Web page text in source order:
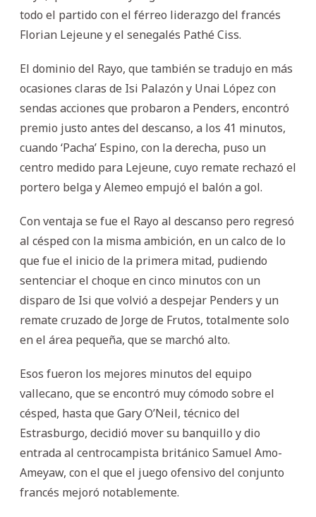
todo el partido con el férreo liderazgo del francés
Florian Lejeune y el senegalés Pathé Ciss.
El dominio del Rayo, que también se tradujo en más
ocasiones claras de Isi Palazón y Unai López con
sendas acciones que probaron a Penders, encontró
premio justo antes del descanso, a los 41 minutos,
cuando ‘Pacha’ Espino, con la derecha, puso un
centro medido para Lejeune, cuyo remate rechazó el
portero belga y Alemeo empujó el balón a gol.
Con ventaja se fue el Rayo al descanso pero regresó
al césped con la misma ambición, en un calco de lo
que fue el inicio de la primera mitad, pudiendo
sentenciar el choque en cinco minutos con un
disparo de Isi que volvió a despejar Penders y un
remate cruzado de Jorge de Frutos, totalmente solo
en el área pequeña, que se marchó alto.
Esos fueron los mejores minutos del equipo
vallecano, que se encontró muy cómodo sobre el
césped, hasta que Gary O’Neil, técnico del
Estrasburgo, decidió mover su banquillo y dio
entrada al centrocampista británico Samuel Amo-
Ameyaw, con el que el juego ofensivo del conjunto
francés mejoró notablemente.